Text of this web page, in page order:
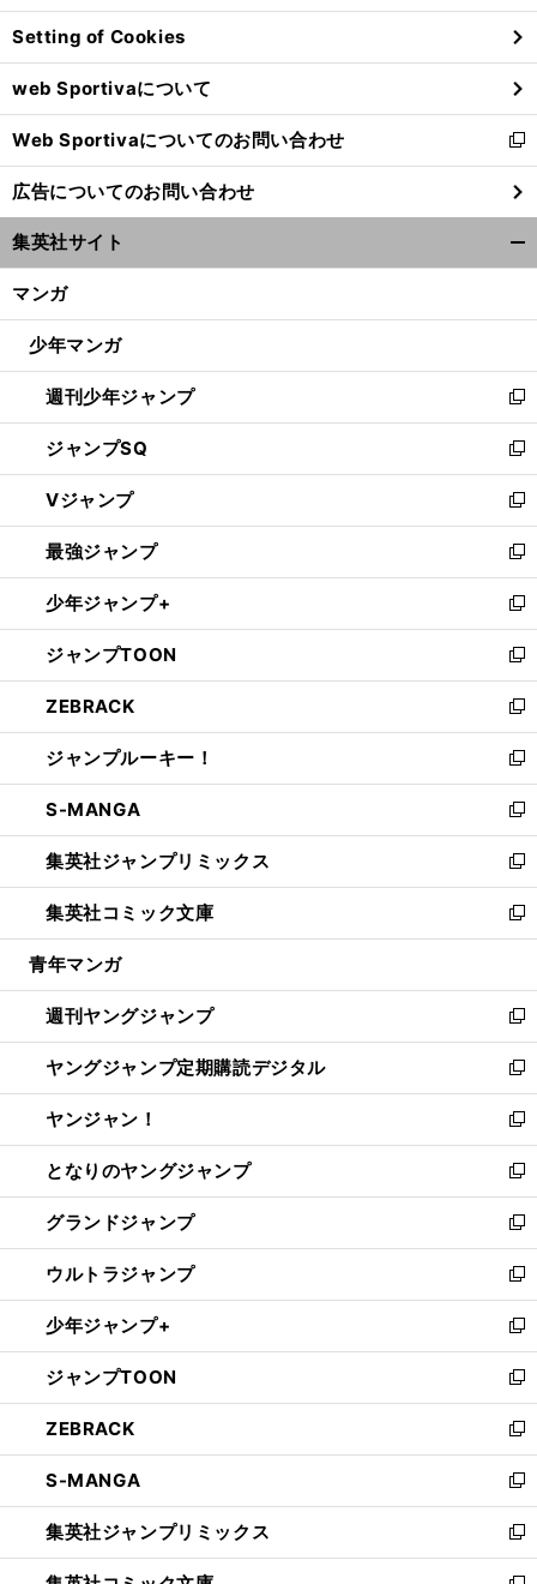
ン
ド
ウ
で
開
く
Setting of Cookies
web Sportivaについて
Web Sportivaについてのお問い合わせ
新
し
い
ウ
ィ
ン
ウ
開
く
広告についてのお問い合わせ
集英社サイト
マンガ
少年マンガ
週刊少年ジャンプ
新
し
い
ウ
ィ
ン
ド
ウ
で
開
く
ジャンプSQ
新
し
い
ウ
ィ
ン
ド
ウ
で
開
く
Vジャンプ
新
し
い
ウ
ィ
ン
ド
ウ
で
開
く
最強ジャンプ
新
し
い
ウ
ィ
ン
ド
ウ
で
開
く
少年ジャンプ+
新
し
い
ウ
ィ
ン
ド
ウ
で
開
く
ジャンプTOON
新
し
い
ウ
ィ
ン
ド
ウ
で
開
く
ZEBRACK
新
し
い
ウ
ィ
ン
ド
ウ
で
開
ジャンプルーキー！
新
し
い
ウ
ィ
ン
ド
ウ
開
く
S-MANGA
新
し
い
ウ
ィ
ン
ウ
で
開
く
集英社ジャンプリミックス
新
し
い
ウ
ン
ド
ウ
で
開
く
集英社コミック文庫
新
し
ウ
ィ
ン
ド
ウ
で
開
く
青年マンガ
週刊ヤングジャンプ
新
し
い
ウ
ィ
ン
ド
ウ
で
開
く
ヤングジャンプ定期購読デジタル
新
し
い
ウ
ィ
ン
ド
ウ
で
開
く
ヤンジャン！
新
し
い
ウ
ィ
ン
ド
ウ
で
開
く
となりのヤングジャンプ
新
し
い
ウ
ィ
ン
ド
ウ
で
開
く
グランドジャンプ
新
し
い
ウ
ィ
ン
ド
ウ
で
開
く
ウルトラジャンプ
新
し
い
ウ
ィ
ン
ド
ウ
で
開
く
少年ジャンプ+
新
し
い
ウ
ィ
ン
ド
ウ
で
開
ジャンプTOON
新
し
い
ウ
ィ
ン
ド
ウ
ZEBRACK
新
し
い
ウ
ィ
ン
S-MANGA
新
し
い
ウ
集英社ジャンプリミックス
新
し